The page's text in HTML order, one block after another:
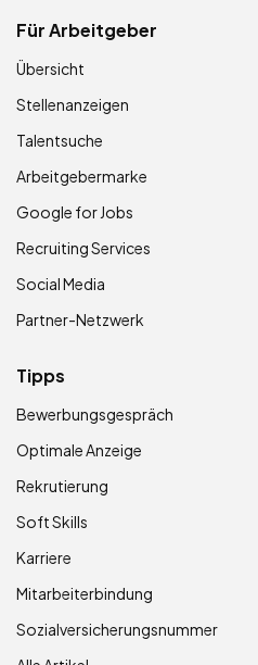
Für Arbeitgeber
Übersicht
Stellenanzeigen
Talentsuche
Arbeitgebermarke
Google for Jobs
Recruiting Services
Social Media
Partner-Netzwerk
Tipps
Bewerbungsgespräch
Optimale Anzeige
Rekrutierung
Soft Skills
Karriere
Mitarbeiterbindung
Sozialversicherungsnummer